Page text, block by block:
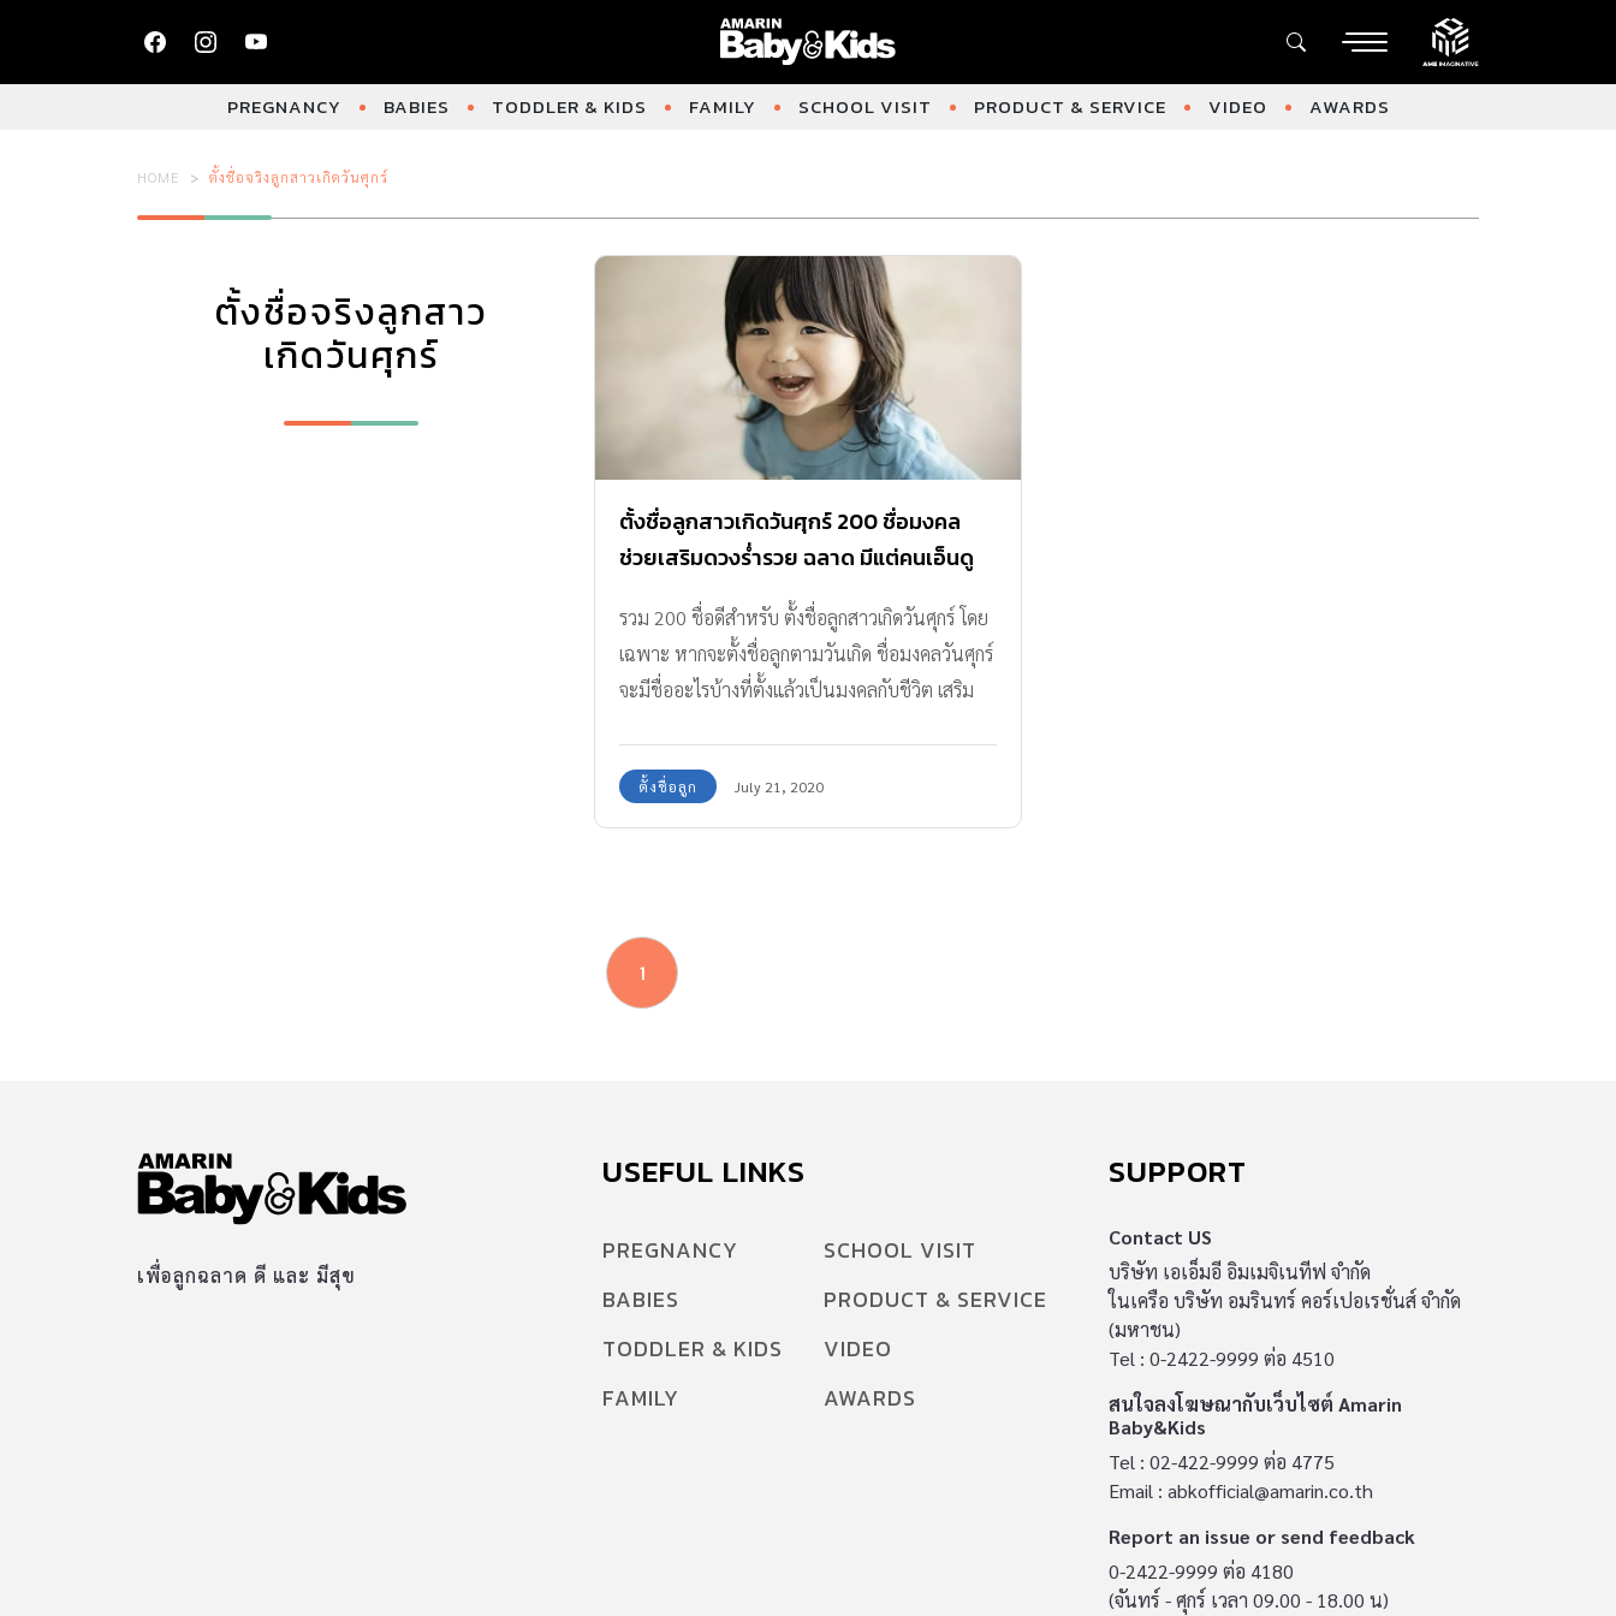
PREGNANCY BABIES TODDLER & KIDS FAMILY SCHOOL VISIT PRODUCT & SERVICE VIDEO AWARDS
HOME ตั้งชื่อจริงลูกสาวเกิดวันศุกร์
ตั้งชื่อจริงลูกสาว
เกิดวันศุกร์
ตั้งชื่อลูกสาวเกิดวันศุกร์ 200 ชื่อมงคล
ช่วยเสริมดวงร่ำรวย ฉลาด มีแต่คนเอ็นดู
รวม 200 ชื่อดีสำหรับ ตั้งชื่อลูกสาวเกิดวันศุกร์ โดย
เฉพาะ หากจะตั้งชื่อลูกตามวันเกิด ชื่อมงคลวันศุกร์
จะมีชื่ออะไรบ้างที่ตั้งแล้วเป็นมงคลกับชีวิต เสริม
ตั้งชื่อลูก July 21, 2020
1
เพื่อลูกฉลาด ดี และ มีสุข
USEFUL LINKS
PREGNANCY
BABIES
TODDLER & KIDS
FAMILY
SCHOOL VISIT
PRODUCT & SERVICE
VIDEO
AWARDS
SUPPORT
Contact US
บริษัท เอเอ็มอี อิมเมจิเนทีฟ จำกัด
ในเครือ บริษัท อมรินทร์ คอร์เปอเรชั่นส์ จำกัด
(มหาชน)
Tel : 0-2422-9999 ต่อ 4510
สนใจลงโฆษณากับเว็บไซต์ Amarin
Baby&Kids
Tel : 02-422-9999 ต่อ 4775
Email : abkofficial@amarin.co.th
Report an issue or send feedback
0-2422-9999 ต่อ 4180
(จันทร์ - ศุกร์ เวลา 09.00 - 18.00 น)